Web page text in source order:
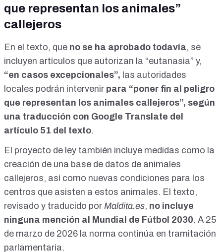
que representan los animales”
callejeros
En el texto, que no se ha aprobado todavía, se
incluyen artículos que autorizan la “eutanasia” y,
“en casos excepcionales”, las autoridades
locales podrán intervenir para “poner fin al peligro
que representan los animales callejeros”, según
una traducción con Google Translate del
artículo 51 del texto.
El proyecto de ley también incluye medidas como la
creación de una base de datos de animales
callejeros, así como nuevas condiciones para los
centros que asisten a estos animales. El texto,
revisado y traducido por Maldita.es, no incluye
ninguna mención al Mundial de Fútbol 2030. A 25
de marzo de 2026 la norma continúa en tramitación
parlamentaria.